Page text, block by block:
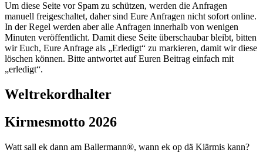
Um diese Seite vor Spam zu schützen, werden die Anfragen
manuell freigeschaltet, daher sind Eure Anfragen nicht sofort online.
In der Regel werden aber alle Anfragen innerhalb von wenigen
Minuten veröffentlicht. Damit diese Seite überschaubar bleibt, bitten
wir Euch, Eure Anfrage als „Erledigt“ zu markieren, damit wir diese
löschen können. Bitte antwortet auf Euren Beitrag einfach mit
„erledigt“.
Weltrekordhalter
Kirmesmotto 2026
Watt sall ek dann am Ballermann®, wann ek op dä Kiärmis kann?